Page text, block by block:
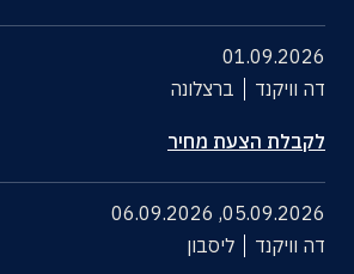
01.09.2026
דה וויקנד
ברצלונה
לקבלת הצעת מחיר
05.09.2026
,
06.09.2026
דה וויקנד
ליסבון